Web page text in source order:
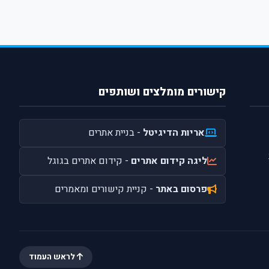
קישורים מומלצים ושותפים
אריות הדיגיטל - בניית אתרים
ליגה קידום אתרים - קידום אתרים בגוגל
פרסום באתר - קניית קישורים ומאמרים
לראש העמוד